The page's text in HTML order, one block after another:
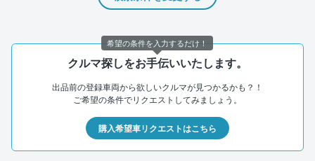
クルマ探しをお手伝いいたします。
出品前の登録車両から欲しいクルマが見つかるかも？！
ご希望の条件でリクエストしてみましょう。
購入希望車リクエストはこちら
希望の条件を入力するだけ！